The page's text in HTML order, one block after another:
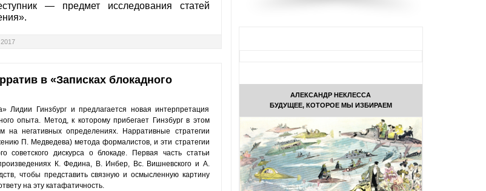
— предмет исследования статей
в «Записках блокадного
Лидии Гинзбург и предлагается новая интерпретация
опыта. Метод, к которому прибегает Гинзбург в этом
на негативных определениях. Нарративные стратегии
П. Медведева) метода формалистов, и эти стратегии
советского дискурса о блокаде. Первая часть статьи
К. Федина, В. Инбер, Вс. Вишневского и А.
чтобы представить связную и осмысленную картину
на эту катафатичность.
АЛЕКСАНДР НЕКЛЕССА
БУДУЩЕЕ, КОТОРОЕ МЫ ИЗБИРАЕМ